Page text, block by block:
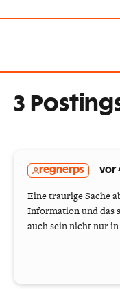
3
regnerps vor
Eine traurige Sache
Information und das
auch sein nicht nur in